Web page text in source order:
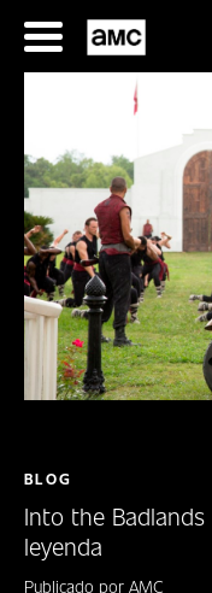
contenido
SERIES
FILMES
SERIES
FILMS
DÓNDE
VERNOS
BLOG
Into the Badlands
leyenda
Publicado por AMC